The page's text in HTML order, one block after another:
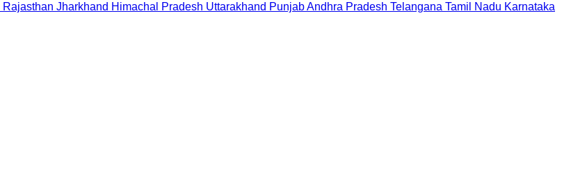
Rajasthan Jharkhand Himachal Pradesh Uttarakhand PunjabAndhra Pradesh Telangana Tamil Nadu Karnataka